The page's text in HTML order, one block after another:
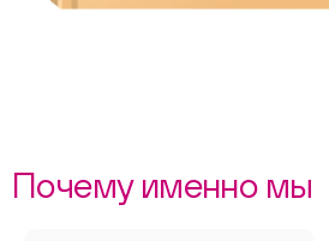
Почему именно мы